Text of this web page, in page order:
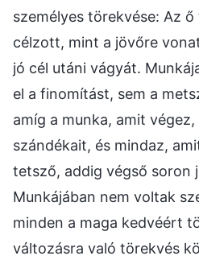
személyes törekvése: Az
célzott, mint a jövőre
jó cél utáni vágyát.
el a finomítást, sem a
amíg a munka, amit
szándékait, és mindaz,
tetsző, addig végső soron
Munkájában nem voltak
minden a maga kedvéért
változásra való törekvés